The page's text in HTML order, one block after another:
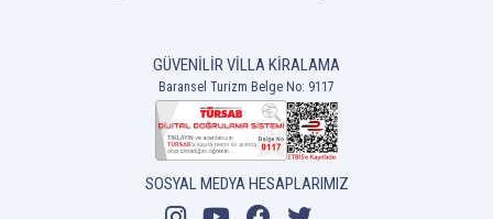
GÜVENILIR VILLA KIRALAMA
Baransel Turizm Belge No: 9117
SOSYAL MEDYA HESAPLARIMIZ